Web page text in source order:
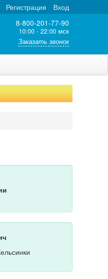
Вход
Регистрация
8-800-201-77-90
10:00 - 22:00 мск
Заказать звонок